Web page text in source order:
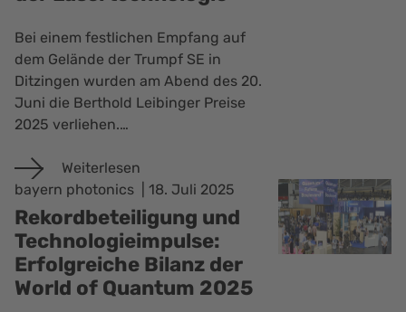
Bei einem festlichen Empfang auf
dem Gelände der Trumpf SE in
Ditzingen wurden am Abend des 20.
Juni die Berthold Leibinger Preise
2025 verliehen.…
Weiterlesen
bayern photonics
18. Juli 2025
Rekordbeteiligung und
Technologieimpulse:
Erfolgreiche Bilanz der
World of Quantum 2025